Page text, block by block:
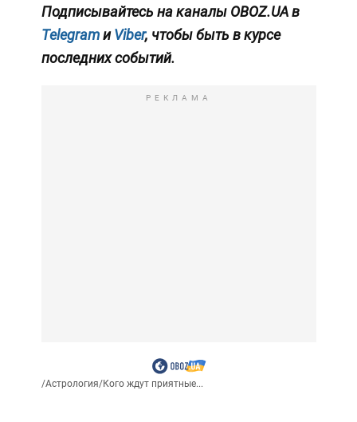
Подписывайтесь на каналы OBOZ.UA в
TelegramиViber, чтобы быть в курсе
последних событий.
РЕКЛАМА
/Астрология/Кого ждут приятные...